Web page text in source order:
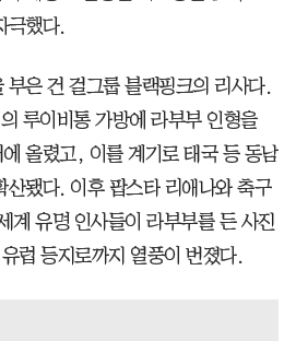
극했다.
부은 건 걸그룹 블랙핑크의 리사다.
루이비통 가방에 라부부 인형을
올렸고, 이를 계기로 태국 등 동남
산됐다. 이후 팝스타 리애나와 축구
계 유명 인사들이 라부부를 든 사진
럽 등지로까지 열풍이 번졌다.